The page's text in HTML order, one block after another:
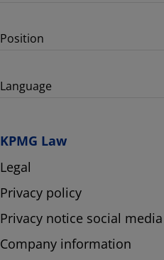
Position
Language
KPMG Law
Legal
Privacy policy
Privacy notice social
Company information